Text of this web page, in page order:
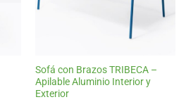
Sofá con Brazos TRIBECA –
Apilable Aluminio Interior y
Exterior